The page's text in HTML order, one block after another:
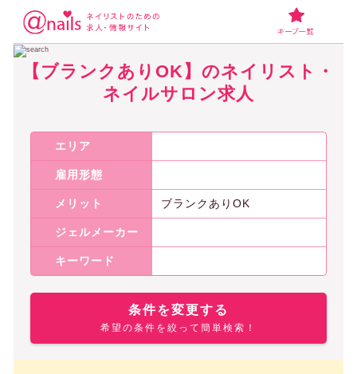
ネイリスト・ネイルサロンの求人アットネイルズ 【ブランクありOK】の
【ブランクありOK】のネイリスト・
ネイルサロン求人
エリア
雇用形態
メリット ブランクありOK
ジェルメーカー
キーワード
条件を変更する
希望の条件を絞って簡単検索！